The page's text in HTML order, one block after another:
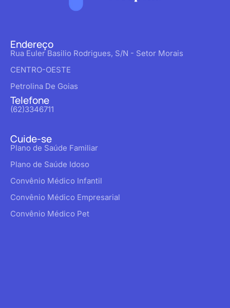
Endereço
Rua Euler Basilio Rodrigues, S/N - Setor Morais
CENTRO-OESTE
Petrolina De Goias
Telefone
(62)3346711
Cuide-se
Plano de Saúde Familiar
Plano de Saúde Idoso
Convênio Médico Infantil
Convênio Médico Empresarial
Convênio Médico Pet